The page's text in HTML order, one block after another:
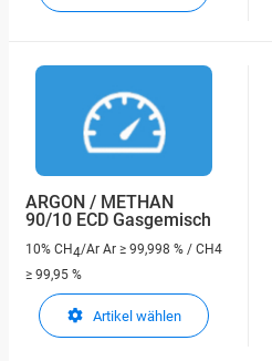
ARGON / METHAN
90/10 ECD Gasgemisch
10% CH4/Ar Ar ≥ 99,998 % / CH4
≥ 99,95 %
Artikel wählen